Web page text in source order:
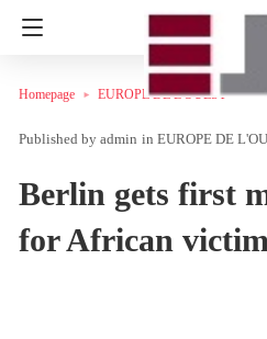
Homepage EUROPE DE L'OUEST
admin in EUROPE DE
Berlin gets first
for African